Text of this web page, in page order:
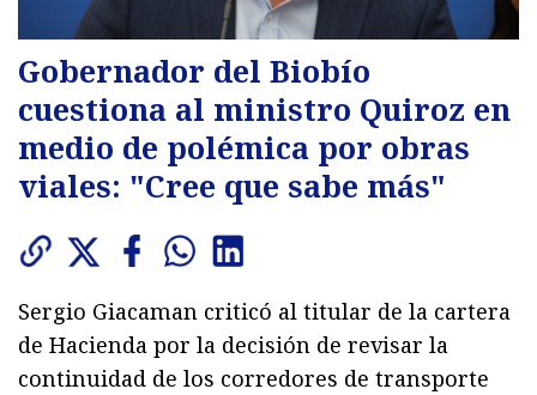
Gobernador del Biobío
cuestiona al ministro Quiroz en
medio de polémica por obras
viales: "Cree que sabe más"
Sergio Giacaman criticó al titular de la cartera
de Hacienda por la decisión de revisar la
continuidad de los corredores de transporte